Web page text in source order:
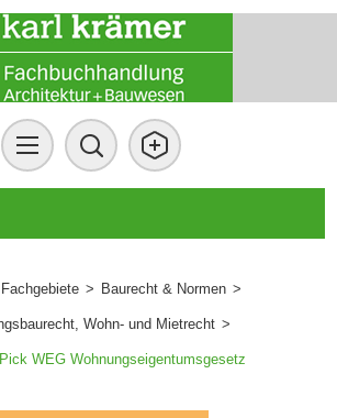
Fachgebiete > Baurecht & Normen >
Wohn- und Mietrecht >
WEG Wohnungseigentumsgesetz